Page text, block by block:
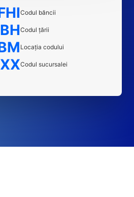
Codul băncii
BHCodul țării
Locația codului
Codul sucursalei